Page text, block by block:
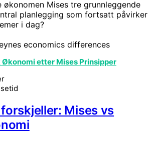
økonomen Mises tre grunnleggende
planlegging som fortsatt påvirker
i dag?
etter Mises Prinsipper
Mises vs